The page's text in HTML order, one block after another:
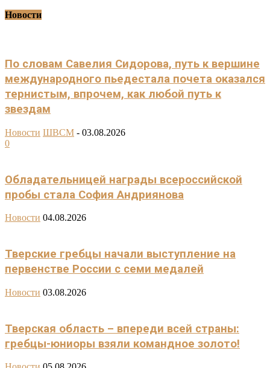
Новости
По словам Савелия Сидорова, путь к вершине
международного пьедестала почета оказался
тернистым, впрочем, как любой путь к
звездам
Новости ШВСМ - 03.08.2026
0
Обладательницей награды всероссийской
пробы стала София Андриянова
Новости 04.08.2026
Тверские гребцы начали выступление на
первенстве России с семи медалей
Новости 03.08.2026
Тверская область – впереди всей страны:
гребцы-юниоры взяли командное золото!